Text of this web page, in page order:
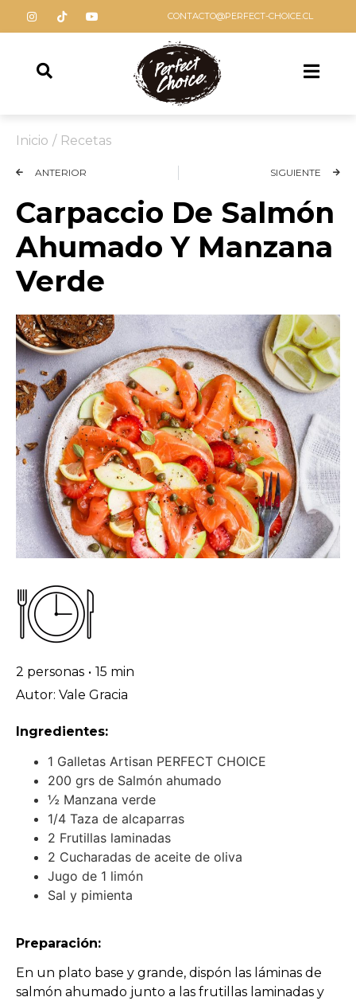
CONTACTO@PERFECT-CHOICE.CL
Inicio / Recetas
ANTERIOR SIGUIENTE
Carpaccio De Salmón
Ahumado Y Manzana
Verde
2 personas • 15 min
Autor: Vale Gracia
Ingredientes:
1 Galletas Artisan PERFECT CHOICE
200 grs de Salmón ahumado
½ Manzana verde
1/4 Taza de alcaparras
2 Frutillas laminadas
2 Cucharadas de aceite de oliva
Jugo de 1 limón
Sal y pimienta
Preparación:
En un plato base y grande, dispón las láminas de
salmón ahumado junto a las frutillas laminadas y